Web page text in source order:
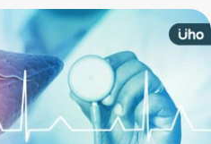
死亡風險將大幅提升；但若B肝患
其他代謝異常，反而可使長期死亡
C型肝炎患者接受了有效的直接抗
合併代謝異常脂肪肝病（如糖尿
患肝細胞癌的風險仍顯著高於沒有